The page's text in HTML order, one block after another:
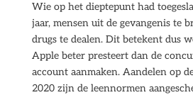
Wie op het dieptepunt had
jaar, mensen uit de gevangenis te
drugs te dealen. Dit betekent dus
Apple beter presteert dan de
account aanmaken. Aandelen op
2020 zijn de leennormen